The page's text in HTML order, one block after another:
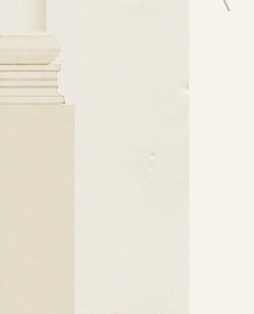
театральный сезон!